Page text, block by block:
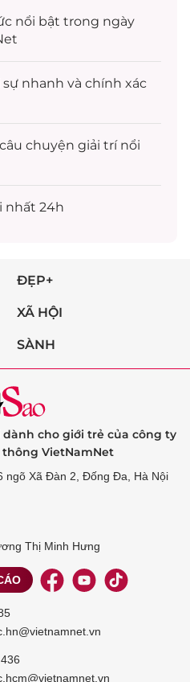
nổi bật trong ngày
sự nhanh và chính xác
chuyện giải trínổi
nhất 24h
ĐẸP+
XÃ HỘI
SÀNH
cho giới trẻ của công ty
VietNamNet
ngõ Xã Đàn 2, Đống Đa, Hà Nội
Thị Minh Hưng